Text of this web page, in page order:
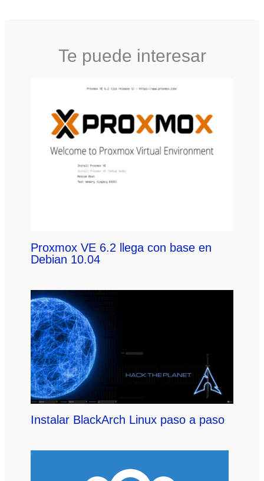
Te puede interesar
Proxmox VE 6.2 llega con base en
Debian 10.04
Instalar BlackArch Linux paso a paso